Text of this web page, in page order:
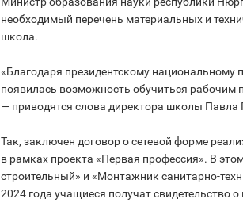
необходимый перечень материальных и
школа.
«Благодаря президентскому национальному
появилась возможность обучиться рабочим
— приводятся слова директора школы Павла
Так, заключен договор о сетевой форме
в рамках проекта «Первая профессия». В
строительный» и «Монтажник санитарно-
2024 года учащиеся получат свидетельство